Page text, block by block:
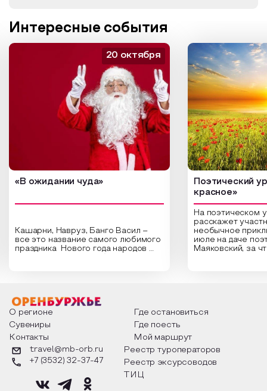
Интересные события
«В ожидании чуда»
Кашарни, Навруз, Банго Васил –
все это название самого любимого
праздника Нового года народов
о том, как встречают новый год в
разных уголках страны, какие
обряды совершают на удачу и
благополучие, в чем схожи и
различаются традиции. Кто такой
Дед Мороз и откуда он пришел, как
его называют в разных уголках
страны и как появились елочные
20 октября
Поэтический
красное»
На поэтическом
расскажет
необычное
июле на даче
Маяковский, за
Твардовского и
каждой строчке
восхищение
яркому времени
О регионе
Где остановиться
Сувениры
Где поесть
Контакты
Мой маршрут
travel@mb-orb.ru
+7 (3532) 32-37-47
Реестр туроператоров
Реестр эксурсоводов
ТИЦ